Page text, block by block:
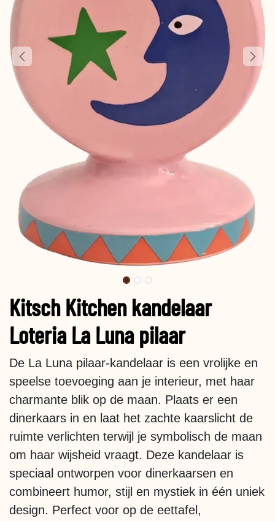
Kitsch Kitchen kandelaar
Loteria La Luna pilaar
De La Luna pilaar-kandelaar is een vrolijke en
speelse toevoeging aan je interieur, met haar
charmante blik op de maan. Plaats er een
dinerkaars in en laat het zachte kaarslicht de
ruimte verlichten terwijl je symbolisch de maan
om haar wijsheid vraagt. Deze kandelaar is
speciaal ontworpen voor dinerkaarsen en
combineert humor, stijl en mystiek in één uniek
design. Perfect voor op de eettafel,